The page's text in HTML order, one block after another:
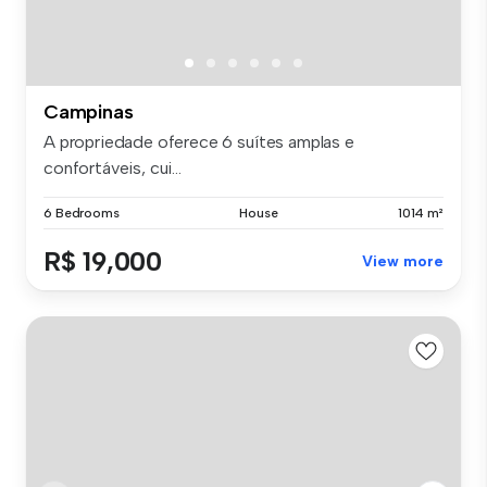
Campinas
A propriedade oferece 6 suítes amplas e
confortáveis, cui...
6 Bedrooms House 1014 m²
R$ 19,000 View more